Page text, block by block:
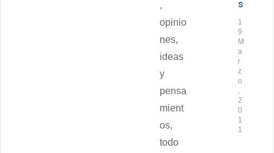
,
opinio
nes,
ideas
y
pensa
mient
os,
todo
s
1
9
M
a
r
z
o
2
0
1
1